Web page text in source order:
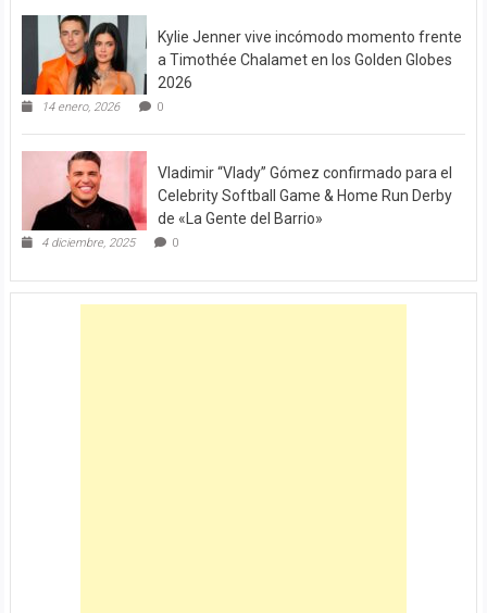
Kylie Jenner vive incómodo momento frente
a Timothée Chalamet en los Golden Globes
2026
14 enero, 2026 0
Vladimir “Vlady” Gómez confirmado para el
Celebrity Softball Game & Home Run Derby
de «La Gente del Barrio»
4 diciembre, 2025 0